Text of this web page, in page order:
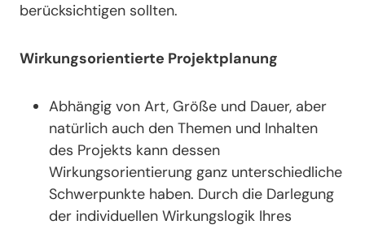
berücksichtigen sollten.
Wirkungsorientierte Projektplanung
Abhängig von Art, Größe und Dauer, aber
natürlich auch den Themen und Inhalten
des Projekts kann dessen
Wirkungsorientierung ganz unterschiedliche
Schwerpunkte haben. Durch die Darlegung
der individuellen Wirkungslogik Ihres